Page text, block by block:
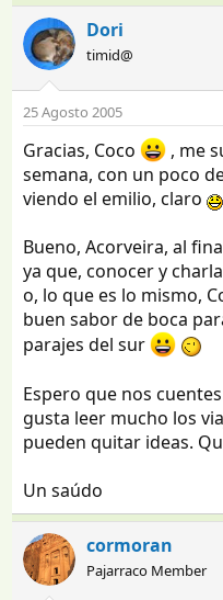
Dori
timid@
25 Agosto 2005
Gracias, Coco
, me
semana, con un poco
viendo el emilio, claro
Bueno, Acorveira, al
ya que, conocer y
o, lo que es lo mismo,
buen sabor de boca
parajes del sur
Espero que nos
gusta leer mucho los
pueden quitar ideas.
Un saúdo
cormoran
Pajarraco Member